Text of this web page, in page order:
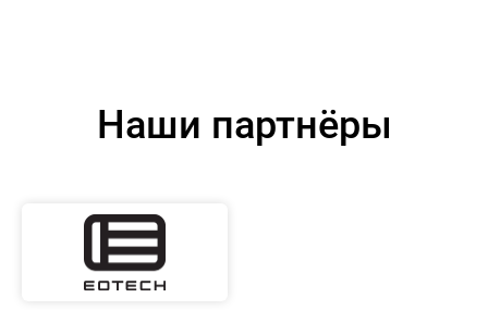
Наши партнёры